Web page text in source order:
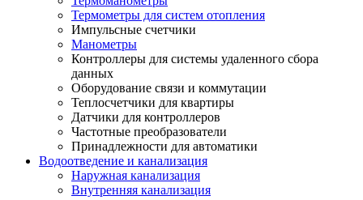
Термометры для систем отопления
Импульсные счетчики
Манометры
Контроллеры для системы удаленного сбора
данных
Оборудование связи и коммутации
Теплосчетчики для квартиры
Датчики для контроллеров
Частотные преобразователи
Принадлежности для автоматики
Водоотведение и канализация
Наружная канализация
Внутренняя канализация